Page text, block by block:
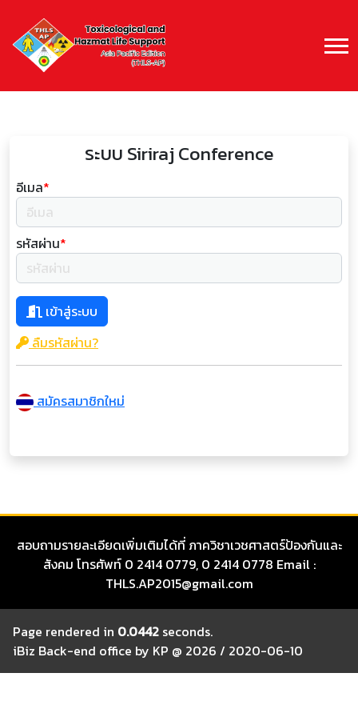
ระบบ Siriraj Conference
อีเมล*
รหัสผ่าน*
เข้าสู่ระบบ
ลืมรหัสผ่าน?
สมัครสมาชิกใหม่
สอบถามรายละเอียดเพิ่มเติมได้ที่ ภาควิชาเวชศาสตร์ป้องกันและ
สังคม โทรศัพท์ 0 2414 0779, 0 2414 0778 Email :
THLS.AP2015@gmail.com
Page rendered in 0.0442 seconds.
iBiz Back-end office by KP @ 2026 / 2020-06-10